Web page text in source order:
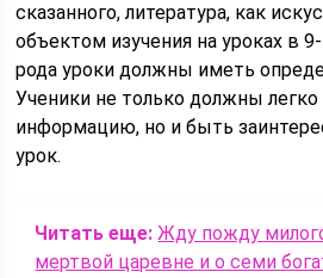
сказанного, литература, как
объектом изучения на уроках в
рода уроки должны иметь
Ученики не только должны легко
информацию, но и быть
урок.
Читать еще: Жду пожду
мертвой царевне и о семи